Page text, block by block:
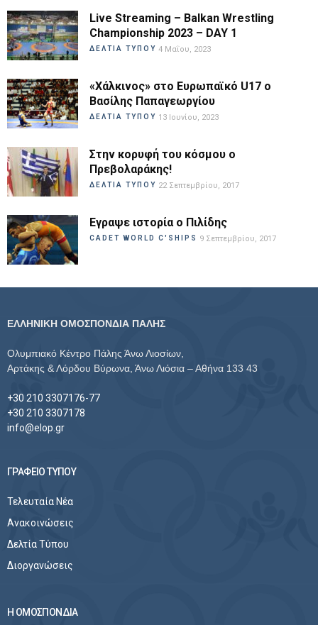
Live Streaming – Balkan Wrestling
Championship 2023 – DAY 1
ΔΕΛΤΙΑ ΤΥΠΟΥ 4 Μαΐου, 2023
«Χάλκινος» στο Ευρωπαϊκό U17 ο
Βασίλης Παπαγεωργίου
ΔΕΛΤΙΑ ΤΥΠΟΥ 13 Ιουνίου, 2023
Στην κορυφή του κόσμου ο
Πρεβολαράκης!
ΔΕΛΤΙΑ ΤΥΠΟΥ 22 Σεπτεμβρίου, 2017
Εγραψε ιστορία ο Πιλίδης
CADET WORLD C'SHIPS 9 Σεπτεμβρίου, 2017
ΕΛΛΗΝΙΚΗ ΟΜΟΣΠΟΝΔΙΑ ΠΑΛΗΣ
Ολυμπιακό Κέντρο Πάλης Άνω Λιοσίων,
Αρτάκης & Λόρδου Βύρωνα, Άνω Λιόσια – Αθήνα 133 43
+30 210 3307176-77
+30 210 3307178
info@elop.gr
ΓΡΑΦΕΙΟ ΤΥΠΟΥ
Τελευταία Νέα
Ανακοινώσεις
Δελτία Τύπου
Διοργανώσεις
Η ΟΜΟΣΠΟΝΔΙΑ